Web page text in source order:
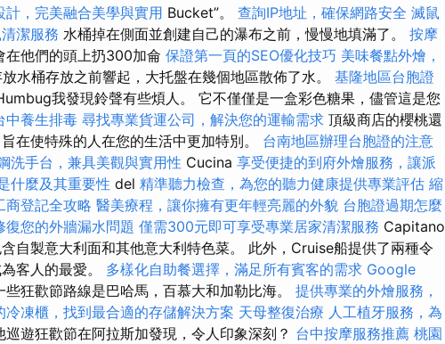
，完美融合美學與實用 Bucket”。 查詢IP地址，確保網路安全 滅鼠
潔服務 水桶掉在側面並創建自己的瀑布之前，慢慢地填滿了。 按摩
在他們的頭上扔300加侖 保證第一頁的SEO優化技巧 美味餐點外燴，
水桶存放之前響起，大托盤在幾個地區散佈了水。 基隆地區台胞證
我發現鈴聲有些煩人。 它不僅僅是一盒彩色糖果，儘管這是您
中養生排毒 尋找專業貨運公司，解決您的運輸需求 頂級商店的櫻桃還
在使特殊的人在您的生活中更加特別。 台南地區辦理台胞證的注意
洗手台，兼具美觀與實用性 Cucina 享受便捷的到府外燴服務，讓派
什麼及其重要性 del 精準聽力檢查，為您的聽力健康提供專業評估 縮
商登記全攻略 醫美療程，讓你擁有更年輕亮麗的外貌 台胞證過期怎麼
您的外牆漏水問題 僅需300元即可享受專業居家清潔服務 Capitano
自製意大利面和其他意大利特色菜。 此外，Cruise船提供了兩種令
客人的最愛。 多樣化自助餐選擇，滿足所有賓客的需求 Google
些狂歡節路線是巴哈馬，百慕大和加勒比海。 提供專業的外燴服務，
冷凍櫃，找到最合適的存儲解決方案 天母整復治療 人工植牙服務，為
巡遊狂歡節在阿拉斯加發現，令人印象深刻？ 台中按摩服務推薦 桃園